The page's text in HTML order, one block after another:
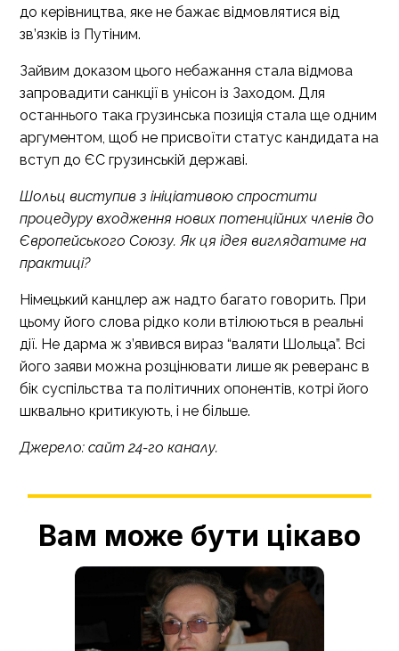
до керівництва, яке не бажає відмовлятися від
зв’язків із Путіним.
Зайвим доказом цього небажання стала відмова
запровадити санкції в унісон із Заходом. Для
останнього така грузинська позиція стала ще одним
аргументом, щоб не присвоїти статус кандидата на
вступ до ЄС грузинській державі.
Шольц виступив з ініціативою спростити
процедуру входження нових потенційних членів до
Європейського Союзу. Як ця ідея виглядатиме на
практиці?
Німецький канцлер аж надто багато говорить. При
цьому його слова рідко коли втілюються в реальні
дії. Не дарма ж з’явився вираз “валяти Шольца”. Всі
його заяви можна розцінювати лише як реверанс в
бік суспільства та політичних опонентів, котрі його
шквально критикують, і не більше.
Джерело: сайт 24-го каналу.
Вам може бути цікаво